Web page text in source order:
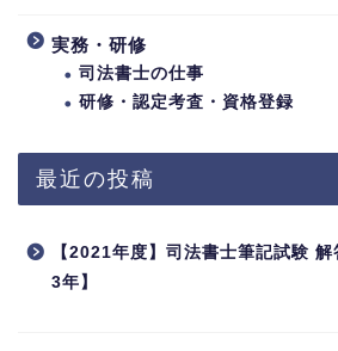
実務・研修
司法書士の仕事
研修・認定考査・資格登録
最近の投稿
【2021年度】司法書士筆記試験
3年】